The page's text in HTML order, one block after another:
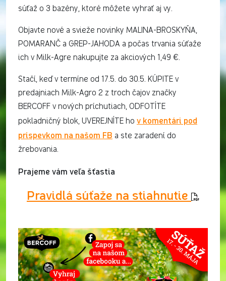
súťaž o 3 bazény, ktoré môžete vyhrať aj vy.
Objavte nové a svieže novinky MALINA-BROSKYŇA,
POMARANČ a GREP-JAHODA a počas trvania súťaže
ich v Milk-Agre nakupujte za akciových 1,49 €.
Stačí, keď v termíne od 17.5. do 30.5. KÚPITE v
predajniach Milk-Agro 2 z troch čajov značky
BERCOFF v nových príchutiach, ODFOTÍTE
pokladničný blok, UVEREJNÍTE ho v komentári pod
príspevkom na našom FB a ste zaradení do
žrebovania.
Prajeme vám veľa šťastia
Pravidlá súťaže na stiahnutie